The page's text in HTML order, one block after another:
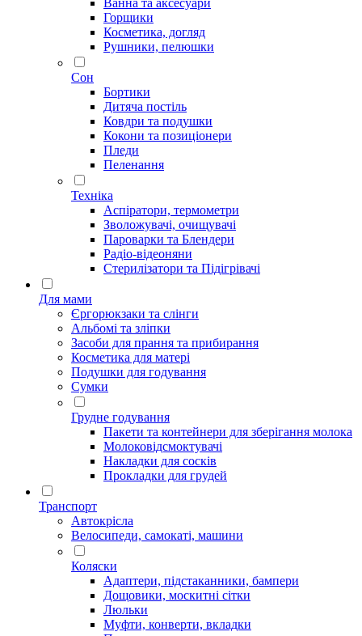
Ванна та аксесуари
Горщики
Косметика, догляд
Рушники, пелюшки
Сон
Бортики
Дитяча постіль
Ковдри та подушки
Кокони та позиціонери
Пледи
Пеленання
Техніка
Аспіратори, термометри
Зволожувачі, очищувачі
Пароварки та Блендери
Радіо-відеоняни
Стерилізатори та Підігрівачі
Для мами
Єргорюкзаки та слінги
Альбомі та зліпки
Засоби для прання та прибирання
Косметика для матері
Подушки для годування
Сумки
Грудне годування
Пакети та контейнери для зберігання молока
Молоковідсмоктувачі
Накладки для сосків
Прокладки для грудей
Транспорт
Автокрісла
Велосипеди, самокаті, машини
Коляски
Адаптери, підстаканники, бампери
Дощовики, москитні сітки
Люльки
Муфти, конверти, вкладки